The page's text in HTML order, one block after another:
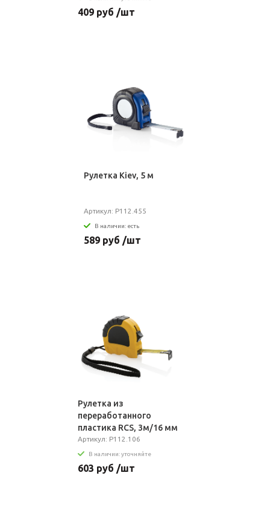
409 руб /шт
Рулетка Kiev, 5 м
Артикул: P112.455
В наличии: есть
589 руб /шт
Рулетка из
переработанного
пластика RCS, 3м/16 мм
Артикул: P112.106
В наличии: уточняйте
603 руб /шт